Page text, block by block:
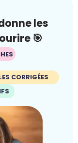
les
🎯
CORRIGÉES